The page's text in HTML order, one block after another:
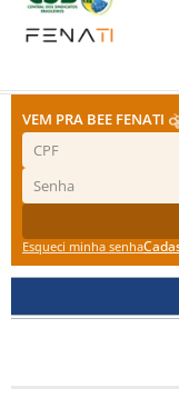
VEM PRA BEE FENATI
Esqueci minha senha